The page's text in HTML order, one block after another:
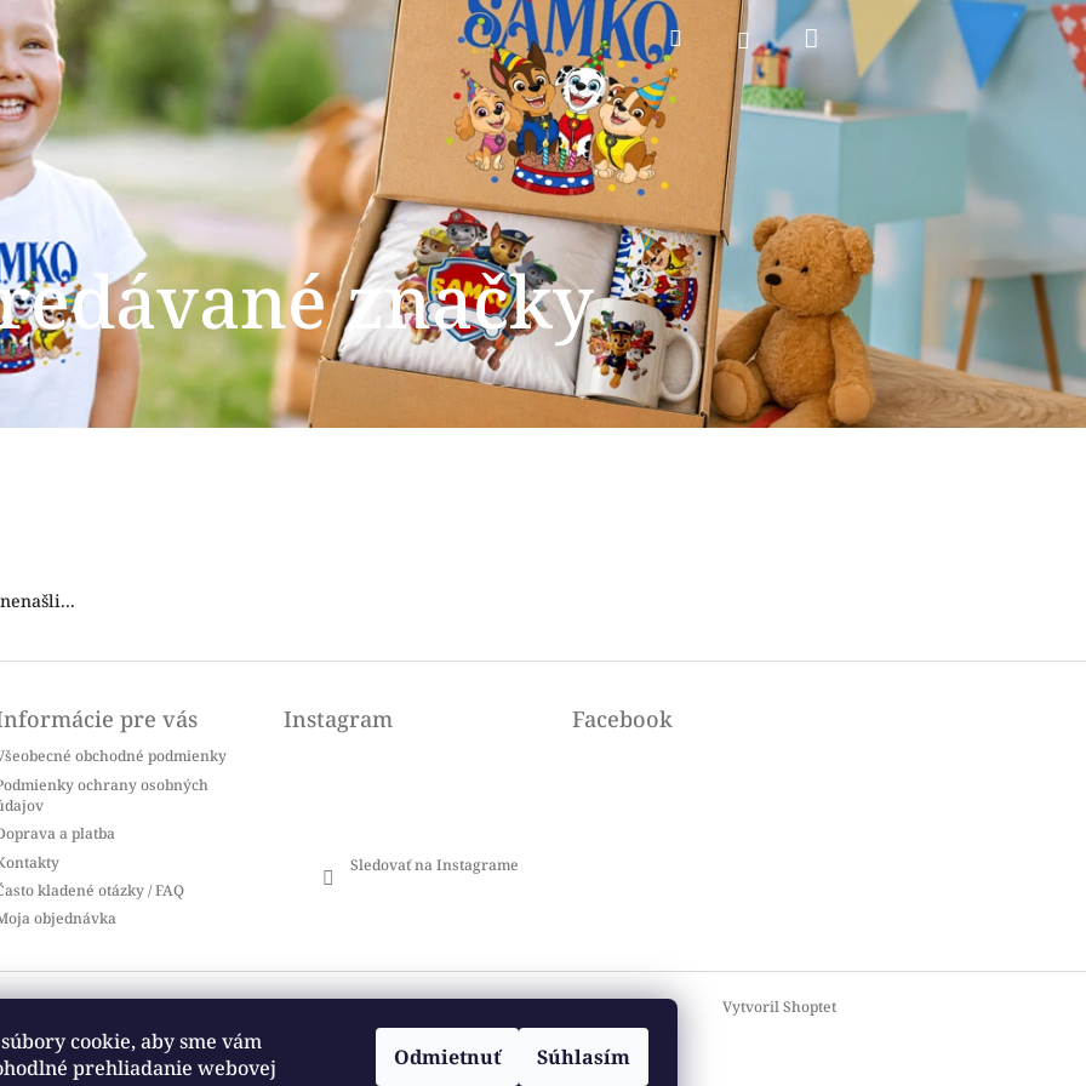
cookie, aby sme vám
prehliadanie webovej
Odmietnuť Súhlasím
Hľadať PrihlásenieNákupný
košík
značky
pre vás
obchodné podmienky
ochrany osobných
a platba
kladené otázky / FAQ
objednávka
Instagram
Sledovať na Instagrame
Facebook
Vytvoril Shoptet
Upraviť nastavenie cookies